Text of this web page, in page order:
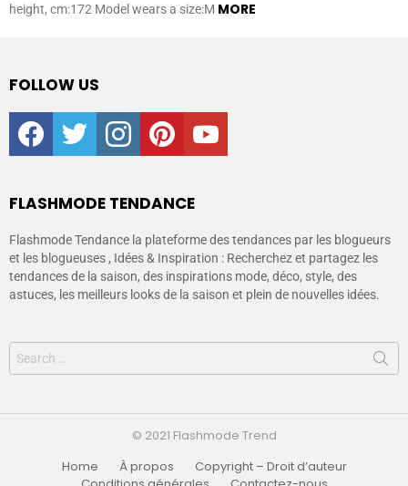
height, cm:172 Model wears a size:M MORE
FOLLOW US
facebooktwitter instagrampinterestyoutube
FLASHMODE TENDANCE
Flashmode Tendance la plateforme des tendances par les blogueurs
et les blogueuses , Idées & Inspiration : Recherchez et partagez les
tendances de la saison, des inspirations mode, déco, style, des
astuces, les meilleurs looks de la saison et plein de nouvelles idées.
© 2021 Flashmode Trend
Home
À propos
Copyright – Droit d’auteur